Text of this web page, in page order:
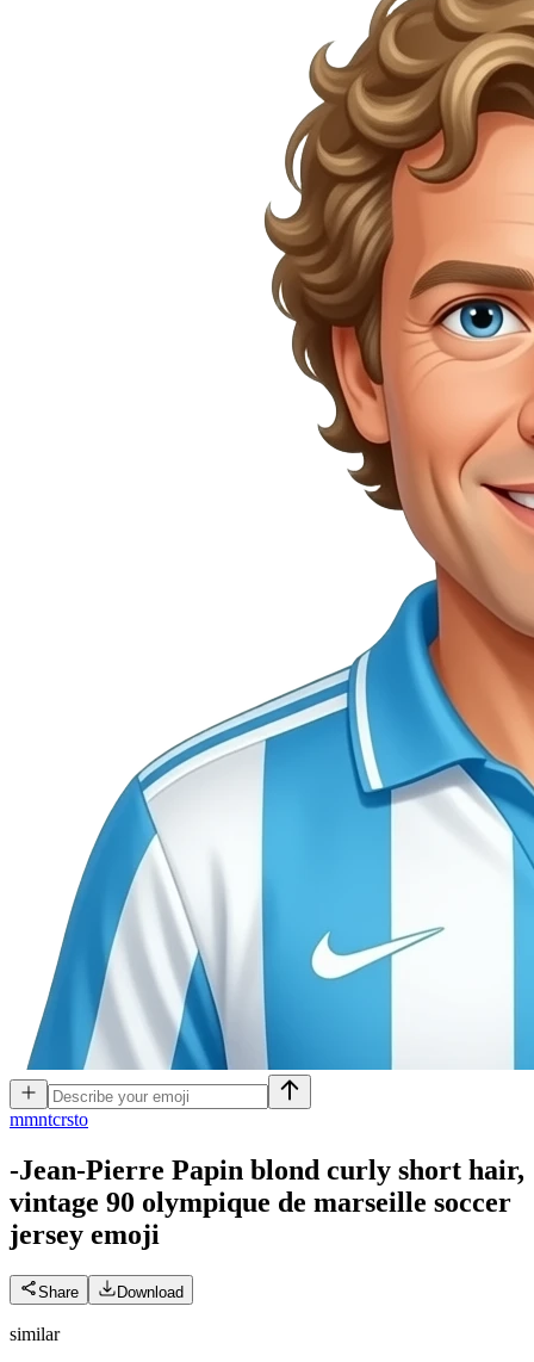
mmntcrsto
-Jean-Pierre Papin blond curly short hair,
vintage 90 olympique de marseille soccer
jersey emoji
Share Download
similar